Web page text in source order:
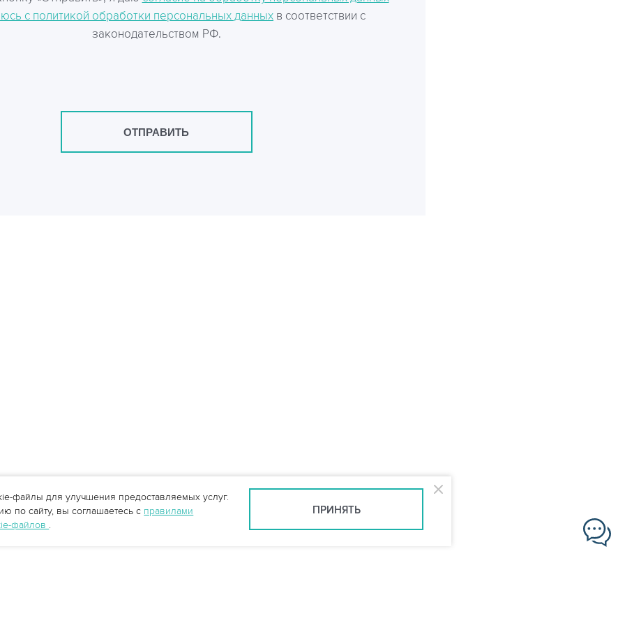
с политикой обработки персональных данных в соответствии с
законодательством РФ.
ОТПРАВИТЬ
файлы для улучшения предоставляемых услуг.
по сайту, вы соглашаетесь с правилами
файлов .
ПРИНЯТЬ